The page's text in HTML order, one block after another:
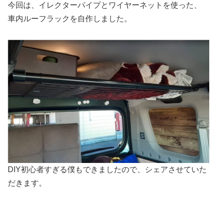
今回は、イレクターパイプとワイヤーネットを使った、
車内ルーフラックを自作しました。
DIY初心者すぎる僕もできましたので、シェアさせていた
だきます。